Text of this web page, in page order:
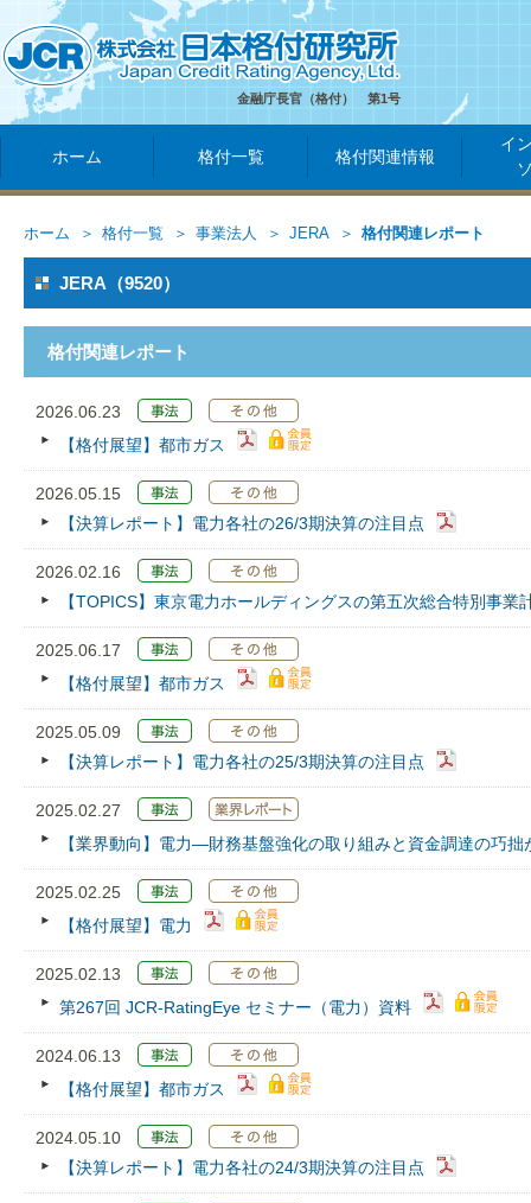
金融庁長官（格付） 第1号
ホーム 格付一覧 格付関連情報
イ
ホーム 格付一覧 事業法人 JERA 格付関連レポート
JERA（9520）
格付関連レポート
2026.06.23
【格付展望】都市ガス
2026.05.15
【決算レポート】電力各社の26/3期決算の注目点
2026.02.16
【TOPICS】東京電力ホールディングスの第五次総合特別事業
2025.06.17
【格付展望】都市ガス
2025.05.09
【決算レポート】電力各社の25/3期決算の注目点
2025.02.27
【業界動向】電力―財務基盤強化の取り組みと資金調達の巧
2025.02.25
【格付展望】電力
2025.02.13
第267回 JCR‐RatingEye セミナー（電力）資料
2024.06.13
【格付展望】都市ガス
2024.05.10
【決算レポート】電力各社の24/3期決算の注目点